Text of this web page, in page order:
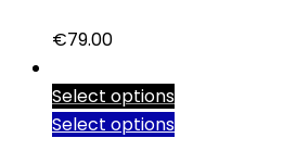
€79.00
Select options
Select options